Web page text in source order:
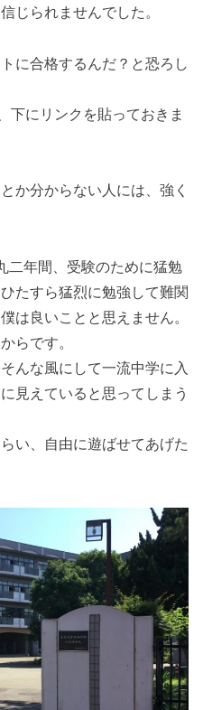
じられませんでした。
に合格するんだ？と恐ろし
下にリンクを貼っておきま
か分からない人には、強く
二年間、受験のために猛勉
たすら猛烈に勉強して難関
は良いことと思えません。
らです。
んな風にして一流中学に入
見えていると思ってしまう
い、自由に遊ばせてあげた